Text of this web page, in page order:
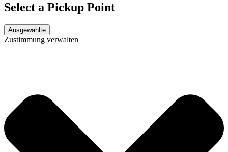
Select a Pickup Point
Ausgewählte
Zustimmung verwalten